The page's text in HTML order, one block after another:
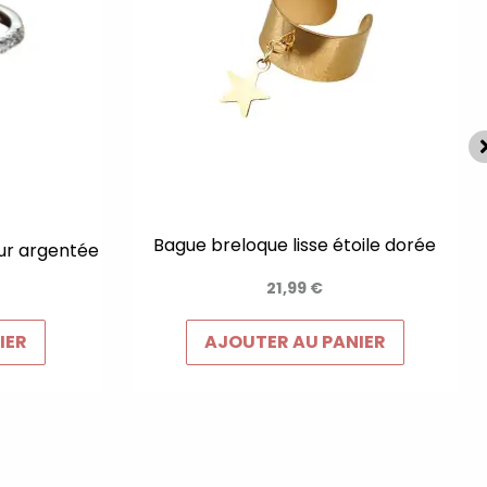
argentée Bague breloque lisse étoile dorée
21,99 €
AJOUTER AU PANIER